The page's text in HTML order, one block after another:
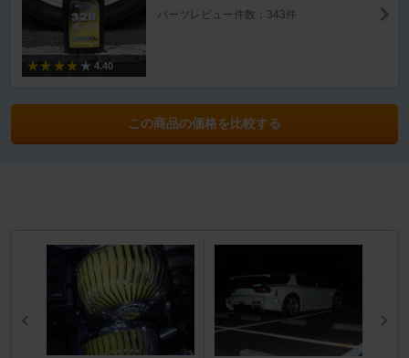
4.40
パーツレビュー件数：343件
この商品の価格を比較する